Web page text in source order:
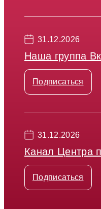
31.12.2026
Наша группа
Подписаться
31.12.2026
Канал Центра
Подписаться